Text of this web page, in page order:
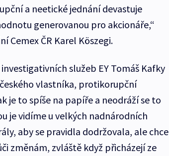
a neetické jednání devastuje
generovanou pro akcionáře,“
Cemex ČR Karel Köszegi.
služeb EY Tomáš Kafky
vlastníka, protikorupční
je to spíše na papíře a neodráží se to
je vidíme u velkých nadnárodních
aby se pravidla dodržovala, ale chce
změnám, zvláště když přicházejí ze